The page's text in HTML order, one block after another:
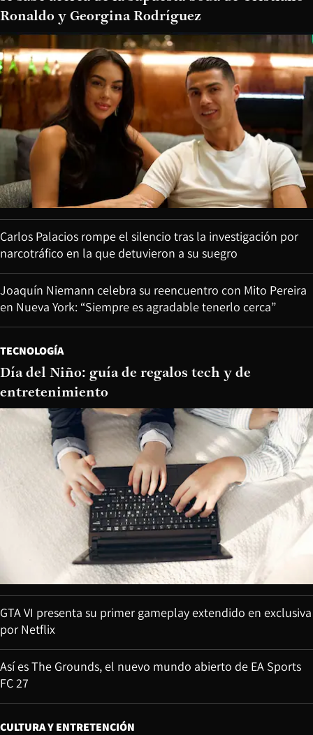
Ronaldo y Georgina Rodríguez
Carlos Palacios rompe el silencio tras la investigación por
narcotráfico en la que detuvieron a su suegro
Joaquín Niemann celebra su reencuentro con Mito Pereira
en Nueva York: “Siempre es agradable tenerlo cerca”
TECNOLOGÍA
Día del Niño: guía de regalos tech y de
entretenimiento
GTA VI presenta su primer gameplay extendido en exclusiva
por Netflix
Así es The Grounds, el nuevo mundo abierto de EA Sports
FC 27
CULTURA Y ENTRETENCIÓN